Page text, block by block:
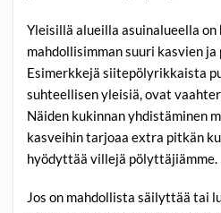
Yleisillä alueilla asuinalueella
mahdollisimman suuri kasvien ja
Esimerkkejä siitepölyrikkaista
suhteellisen yleisiä, ovat
Näiden kukinnan yhdistäminen
kasveihin tarjoaa extra pitkän
hyödyttää villejä pölyttäjiämme.
Jos on mahdollista säilyttää tai